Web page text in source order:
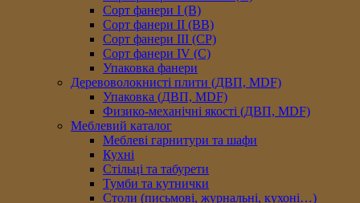
Сорт фанери I (В)
Сорт фанери II (ВB)
Сорт фанери III (CP)
Сорт фанери IV (C)
Упаковка фанери
Деревоволокнисті плити (ДВП, MDF)
Упаковка (ДВП, MDF)
Физико-механічні якості (ДВП, MDF)
Меблевий каталог
Меблеві гарнитури та шафи
Кухні
Стільці та табурети
Тумби та кутнички
Столи (письмові, журнальні, кухоні…)